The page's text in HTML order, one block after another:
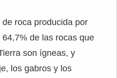
roca producida por
de las rocas que
son ígneas, y
los gabros y los